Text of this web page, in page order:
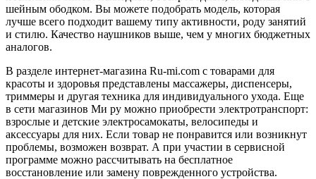
шейным ободком. Вы можете подобрать модель, которая
лучше всего подходит вашему типу активности, роду занятий
и стилю. Качество наушников выше, чем у многих бюджетных
аналогов.
В разделе интернет-магазина Ru-mi.com с товарами для
красоты и здоровья представлены массажеры, диспенсеры,
триммеры и другая техника для индивидуального ухода. Еще
в сети магазинов Ми ру можно приобрести электротранспорт:
взрослые и детские электросамокаты, велосипеды и
аксессуары для них. Если товар не понравится или возникнут
проблемы, возможен возврат. А при участии в сервисной
программе можно рассчитывать на бесплатное
восстановление или замену поврежденного устройства.